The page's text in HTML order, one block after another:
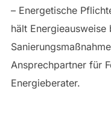
– Energetische
hält
Ansprechpartner für
Energieberater.